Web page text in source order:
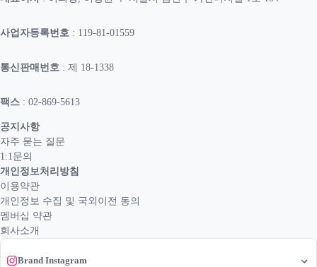
사업자등록번호 : 119-81-01559
통신판매번호 : 제 18-1338
팩스 : 02-869-5613
공지사항
자주 묻는 질문
1:1문의
개인정보처리방침
이용약관
개인정보 수집 및 국외이전 동의
멤버십 약관
회사소개
Brand Instagram